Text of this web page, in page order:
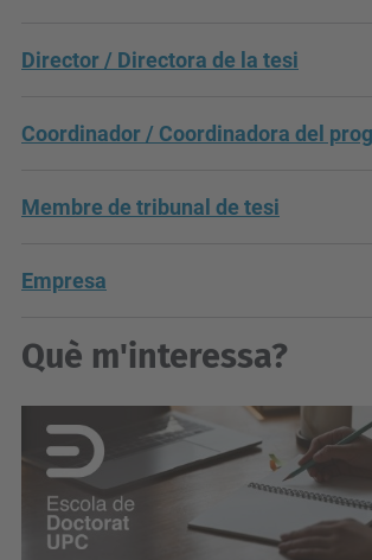
Director / Directora de la tesi
Coordinador / Coordinadora del
Membre de tribunal de tesi
Empresa
Què m'interessa?